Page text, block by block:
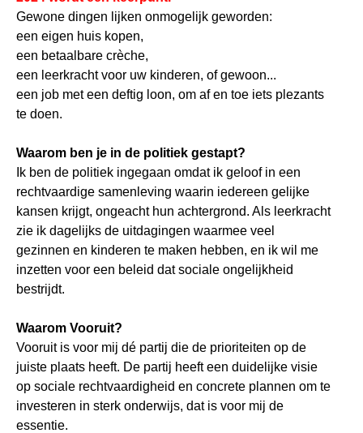
Gewone dingen lijken onmogelijk geworden:
een eigen huis kopen,
een betaalbare crèche,
een leerkracht voor uw kinderen, of gewoon...
een job met een deftig loon, om af en toe iets plezants
te doen.
Waarom ben je in de politiek gestapt?
Ik ben de politiek ingegaan omdat ik geloof in een
rechtvaardige samenleving waarin iedereen gelijke
kansen krijgt, ongeacht hun achtergrond. Als leerkracht
zie ik dagelijks de uitdagingen waarmee veel
gezinnen en kinderen te maken hebben, en ik wil me
inzetten voor een beleid dat sociale ongelijkheid
bestrijdt.
Waarom Vooruit?
Vooruit is voor mij dé partij die de prioriteiten op de
juiste plaats heeft. De partij heeft een duidelijke visie
op sociale rechtvaardigheid en concrete plannen om te
investeren in sterk onderwijs, dat is voor mij de
essentie.